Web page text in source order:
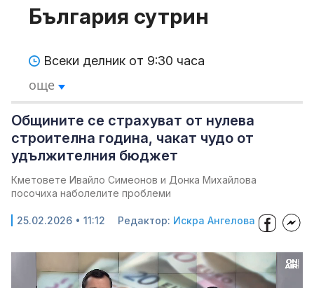
България сутрин
Всеки делник от 9:30 часа
още
Общините се страхуват от нулева
строителна година, чакат чудо от
удължителния бюджет
Кметовете Ивайло Симеонов и Донка Михайлова
посочиха наболелите проблеми
25.02.2026 • 11:12 Редактор: Искра Ангелова